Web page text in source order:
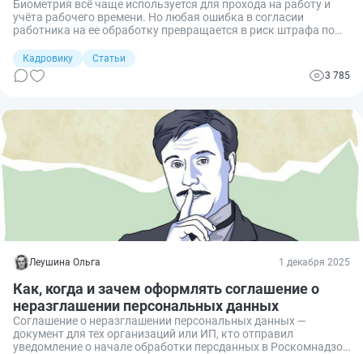
Биометрия всё чаще используется для прохода на работу и
учёта рабочего времени. Но любая ошибка в согласии
работника на ее обработку превращается в риск штрафа по
документ и как учесть биометрию в общем согласии на
персональные данные.
Кадровику
Статьи
3 785
Леушина Ольга 1 декабря 2025
Как, когда и зачем оформлять соглашение о
неразглашении персональных данных
Соглашение о неразглашении персональных данных —
документ для тех организаций или ИП, кто отправил
уведомление о начале обработки персданных в Роскомнадзор